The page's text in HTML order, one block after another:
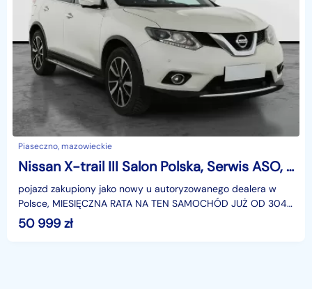
Piaseczno, mazowieckie
Nissan X-trail III Salon Polska, Serwis ASO, Automat, Skóra, Navi, Klimatronic,
pojazd zakupiony jako nowy u autoryzowanego dealera w
Polsce, MIESIĘCZNA RATA NA TEN SAMOCHÓD JUŻ OD 304
PLN*Podana w ogłoszeniu lokalizacja pojazdu jest aktua
50 999 zł